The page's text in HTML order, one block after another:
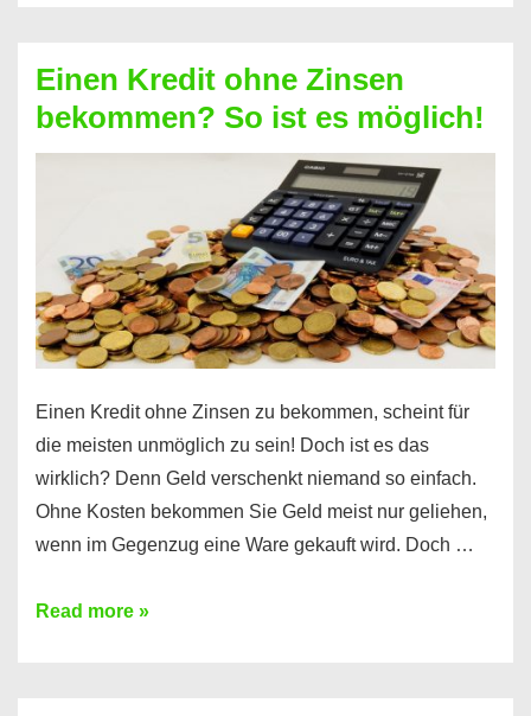
Festvertrag
für
jeden
erfahren
Sie
es
Einen Kredit ohne Zinsen
bekommen? So ist es möglich!
Einen Kredit ohne Zinsen zu bekommen, scheint für
die meisten unmöglich zu sein! Doch ist es das
wirklich? Denn Geld verschenkt niemand so einfach.
Ohne Kosten bekommen Sie Geld meist nur geliehen,
wenn im Gegenzug eine Ware gekauft wird. Doch …
Einen
Read more »